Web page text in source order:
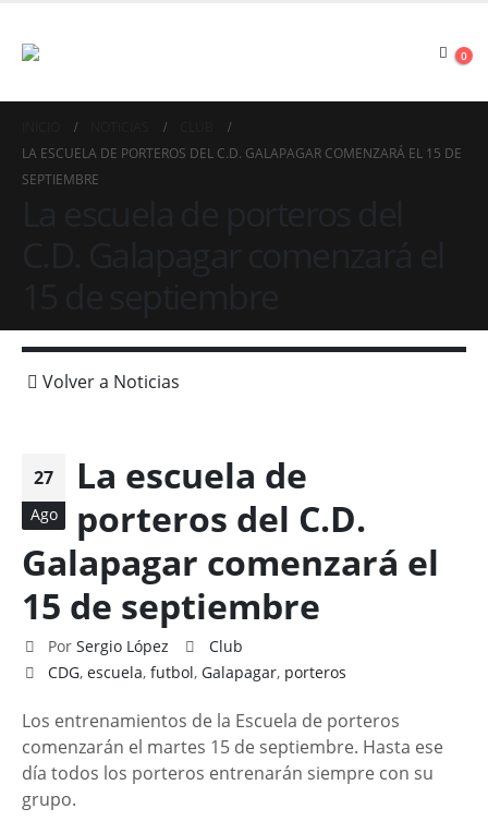
0
LA ESCUELA DE PORTEROS DEL C.D. GALAPAGAR COMENZARÁ EL 15 DE
SEPTIEMBRE
Volver a Noticias
27
Ago
La escuela de
porteros del C.D.
Galapagar comenzará el
15 de septiembre
Por Sergio López
Club
CDG,escuela,futbol,Galapagar, porteros
Los entrenamientos de la Escuela de porteros
comenzarán el martes 15 de septiembre. Hasta ese
día todos los porteros entrenarán siempre con su
grupo.